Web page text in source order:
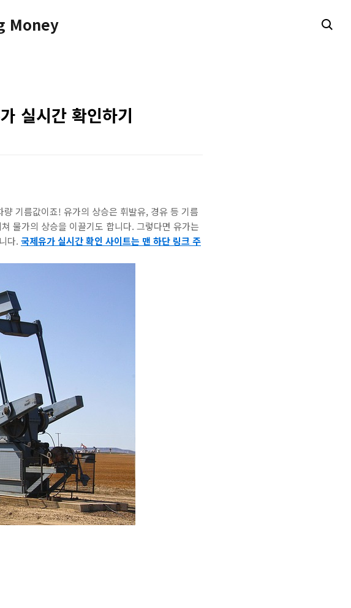
Money
실시간 확인하기
기름값이죠! 유가의 상승은 휘발유, 경유 등 기름
물가의 상승을 이끌기도 합니다. 그렇다면 유가는
다. 국제유가 실시간 확인 사이트는 맨 하단 링크 주